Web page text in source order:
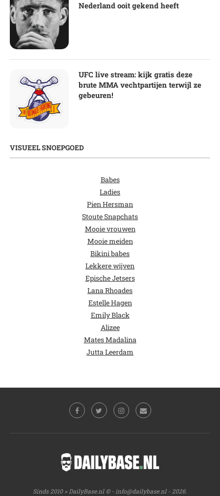
Nederland ooit gekend heeft
UFC live stream: kijk gratis deze
brute MMA vechtpartijen terwijl ze
gebeuren!
VISUEEL SNOEPGOED
Babes
Ladies
Pien Hersman
Stoute Snapchats
Mooie vrouwen
Mooie meiden
Bikini babes
Lekkere wijven
Epische Jetsers
Lana Rhoades
Estelle Hagen
Emily Black
Alizee
Mates Madalina
Jutta Leerdam
Sinds 2010 > DailyBase.nl © -info@dailybase.nl- 2026.